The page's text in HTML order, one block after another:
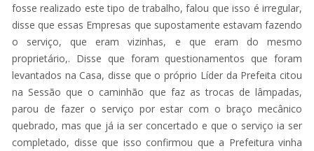
fosse realizado este tipo de trabalho, falou que isso é irregular,
disse que essas Empresas que supostamente estavam fazendo
o serviço, que eram vizinhas, e que eram do mesmo
proprietário,. Disse que foram questionamentos que foram
levantados na Casa, disse que o próprio Líder da Prefeita citou
na Sessão que o caminhão que faz as trocas de lâmpadas,
parou de fazer o serviço por estar com o braço mecânico
quebrado, mas que já ia ser concertado e que o serviço ia ser
completado, disse que isso confirmou que a Prefeitura vinha